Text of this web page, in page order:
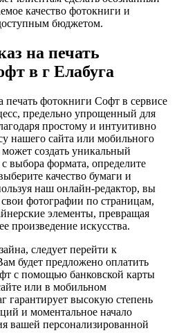
качество фотокниги и
бюджетом.
на печать
в г Елабуга
печать фотокниги Софт в сервисе
предельно упрощенный для
простому и интуитивно
нашего сайта или мобильного
создать уникальный
выбора формата, определите
качество бумаги и
наш онлайн-редактор, вы
фотографии по страницам,
элементы, превращая
произведение искусства.
следует перейти к
будет предложено оплатить
с помощью банковской карты
или в мобильном
гарантирует высокую степень
и моментальное начало
вашей персонализированной